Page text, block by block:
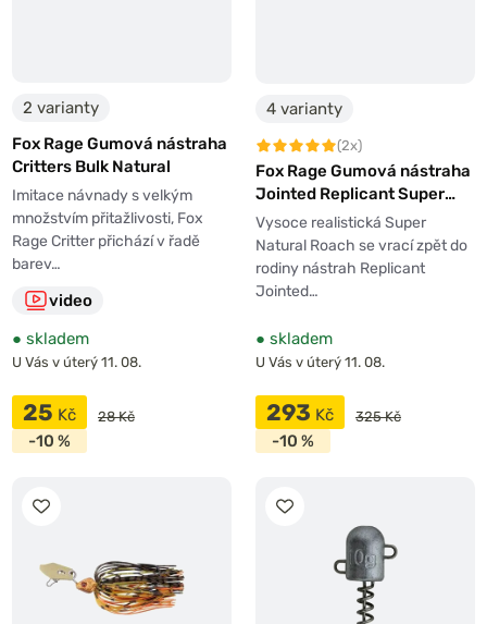
2 varianty
Fox Rage Gumová nástraha
Critters Bulk Natural
Imitace návnady s velkým
množstvím přitažlivosti, Fox
Rage Critter přichází v řadě
barev…
video
● skladem
U Vás v úterý 11. 08.
25 Kč 28 Kč
-10 %
4 varianty
(2x)
Fox Rage Gumová nástraha
Jointed Replicant Super
Natural Roach
Vysoce realistická Super
Natural Roach se vrací zpět do
rodiny nástrah Replicant
Jointed…
● skladem
U Vás v úterý 11. 08.
293 Kč 325 Kč
-10 %